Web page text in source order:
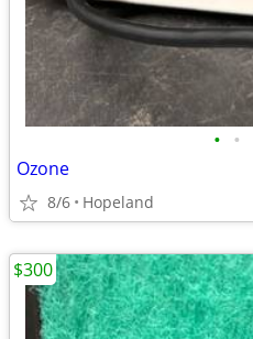
• •
Ozone
8/6 Hopeland
$300